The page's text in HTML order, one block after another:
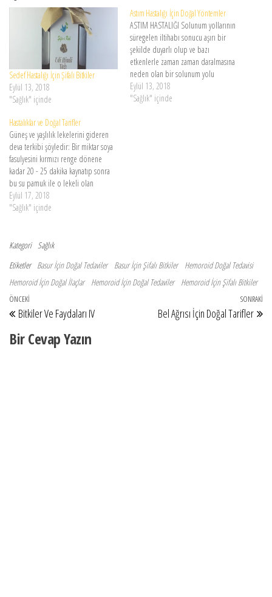
Sedef Hastalığı İçin Şifalı Bitkiler
Eylül 13, 2018
"Sağlık" içinde
Astım Hastalığı İçin Doğal Yöntemler
ASTIM HASTALIĞI Solunum yollarının
süregelen iltihabı sonucu aşırı bir
şekilde duyarlı olup ve bazı
etkenlerle zaman zaman daralmasına
neden olan bir solunum yolu
hastalığına astım denir. Doğuştan
duyarlı kimselerde çevresel koşulların
Eylül 13, 2018
"Sağlık" içinde
Hastalıklar ve Doğal Tarifler
Güneş ve yaşlılık lekelerini gideren
deva terkibi şöyledir: Bir miktar soya
fasulyesini kırmızı renge dönene
kadar 20 - 25 dakika kaynatıp sonra
bu su pamuk ile o lekeli olan
bölgelere sürülürse en kısa zamanda
yok olup şifa bulur. Şeker
Şeker…
Eylül 17, 2018
"Sağlık" içinde
Kategori Sağlık
Etiketler Basur İçin Doğal Tedaviler Basur İçin Şifalı Bitkiler
Hemoroid Doğal Tedavisi
Hemoroid İçin Doğal İlaçlar
Hemoroid İçin Doğal Tedaviler Hemoroid İçin Şifalı Bitkiler
Yazı gezinmesi
Önceki Yazı
ÖNCEKI
Bitkiler Ve Faydaları IV
SONRAKI
Bel Ağrısı İçin Doğal Tarifler
Bir Cevap Yazın